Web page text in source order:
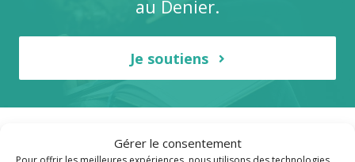
Gérer le consentement
au Denier.
Je soutiens